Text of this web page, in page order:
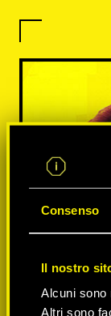
Consenso
Il nostro
Alcuni sono
Altri sono